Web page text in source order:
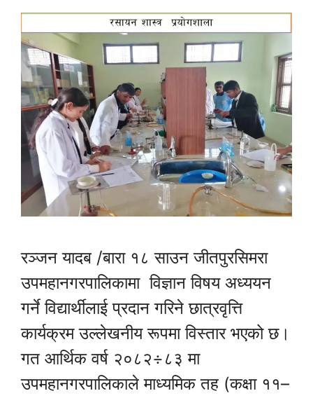
रञ्जन यादब /बारा १८ साउन जीतपुरसिमरा
उपमहानगरपालिकामा विज्ञान विषय अध्ययन
गर्ने विद्यार्थीलाई प्रदान गरिने छात्रवृत्ति
कार्यक्रम उल्लेखनीय रूपमा विस्तार भएको छ।
गत आर्थिक वर्ष २०८२÷८३ मा
उपमहानगरपालिकाले माध्यमिक तह (कक्षा ११–